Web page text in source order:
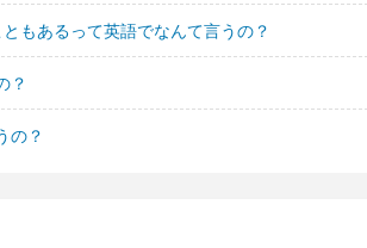
もあるって英語でなんて言うの？
？
の？